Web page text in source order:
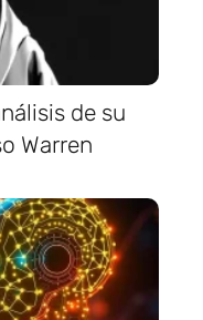
de su
Warren